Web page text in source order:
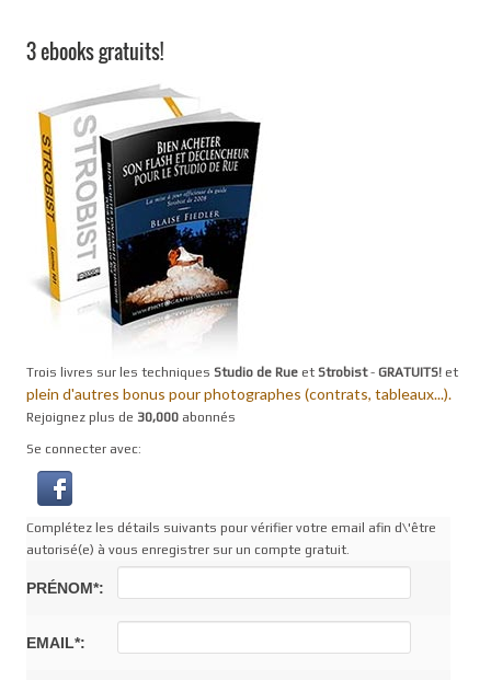
3 ebooks gratuits!
Trois livres sur les techniques Studio de Rue et Strobist- GRATUITS! et
plein d'autres bonus pour photographes (contrats, tableaux...).
Rejoignez plus de 30,000 abonnés
Se connecter avec:
Complétez les détails suivants pour vérifier votre email afin d\'être
autorisé(e) à vous enregistrer sur un compte gratuit.
PRÉNOM*:
EMAIL*: